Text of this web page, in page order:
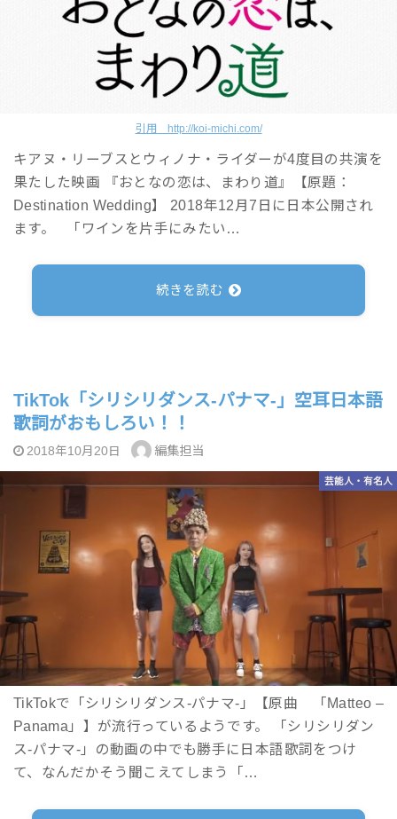
引用 http://koi-michi.com/
キアヌ・リーブスとウィノナ・ライダーが4度目の共演を
果たした映画 『おとなの恋は、まわり道』【原題：
Destination Wedding】 2018年12月7日に日本公開され
ます。 「ワインを片手にみたい…
続きを読む
TikTok「シリシリダンス-パナマ-」空耳日本語
歌詞がおもしろい！！
2018年10月20日 編集担当
芸能人・有名人
TikTokで「シリシリダンス-パナマ-」【原曲 「Matteo –
Panama」】が流行っているようです。 「シリシリダン
ス-パナマ-」の動画の中でも勝手に日本語歌詞をつけ
て、なんだかそう聞こえてしまう「…